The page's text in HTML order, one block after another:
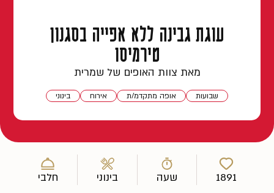
עוגת גבינה ללא אפייה בסגנון
טירמיסו
מאת צוות האופים של שמרית
שבועות אופה מתקדמ/ת אירוח בינוני
1891 שעה בינוני חלבי